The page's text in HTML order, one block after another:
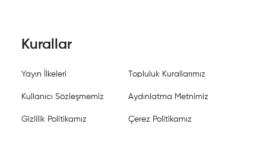
Kurallar
Yayın İlkeleri Topluluk Kurallarımız
Kullanıcı Sözleşmemiz Aydınlatma Metnimiz
Gizlilik Politikamız Çerez Politikamız